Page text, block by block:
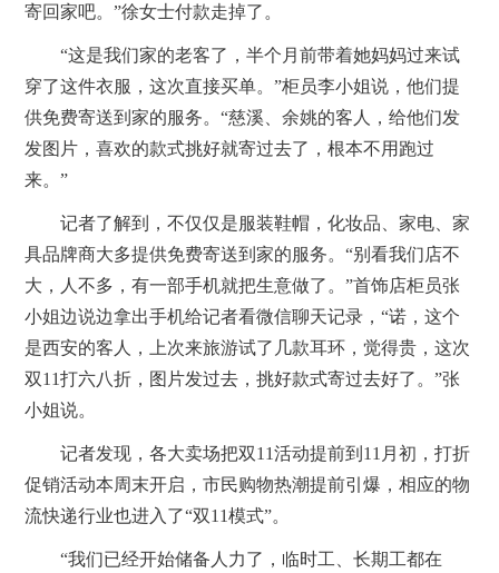
寄回家吧。”徐女士付款走掉了。
“这是我们家的老客了，半个月前带着她妈妈过来试
穿了这件衣服，这次直接买单。”柜员李小姐说，他们提
供免费寄送到家的服务。“慈溪、余姚的客人，给他们发
发图片，喜欢的款式挑好就寄过去了，根本不用跑过
来。”
记者了解到，不仅仅是服装鞋帽，化妆品、家电、家
具品牌商大多提供免费寄送到家的服务。“别看我们店不
大，人不多，有一部手机就把生意做了。”首饰店柜员张
小姐边说边拿出手机给记者看微信聊天记录，“诺，这个
是西安的客人，上次来旅游试了几款耳环，觉得贵，这次
双11打六八折，图片发过去，挑好款式寄过去好了。”张
小姐说。
记者发现，各大卖场把双11活动提前到11月初，打折
促销活动本周末开启，市民购物热潮提前引爆，相应的物
流快递行业也进入了“双11模式”。
“我们已经开始储备人力了，临时工、长期工都在